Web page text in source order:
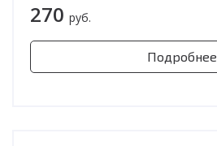
270 руб.
Подробнее